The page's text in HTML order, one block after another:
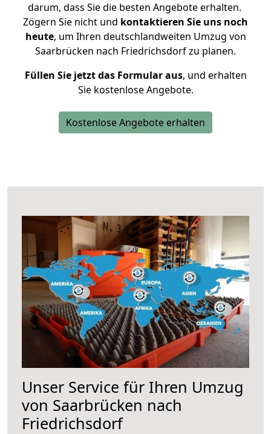
darum, dass Sie die besten Angebote erhalten.
Zögern Sie nicht und kontaktieren Sie uns noch
heute, um Ihren deutschlandweiten Umzug von
Saarbrücken nach Friedrichsdorf zu planen.
Füllen Sie jetzt das Formular aus, und erhalten
Sie kostenlose Angebote.
Kostenlose Angebote erhalten
Unser Service für Ihren Umzug
von Saarbrücken nach
Friedrichsdorf